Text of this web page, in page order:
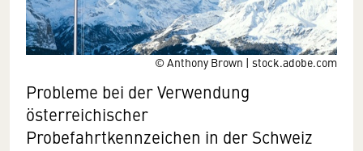
© Anthony Brown | stock.adobe.com
Probleme bei der Verwendung
österreichischer
Probefahrtkennzeichen in der Schweiz